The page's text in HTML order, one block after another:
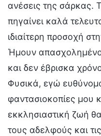
ανέσεις της σάρκας.
πηγαίνει καλά
ιδιαίτερη προσοχή
Ήμουν
και δεν έβρισκα
Φυσικά, εγώ
φαντασιοκοπίες μου
εκκλησιαστική ζωή
τους αδελφούς και